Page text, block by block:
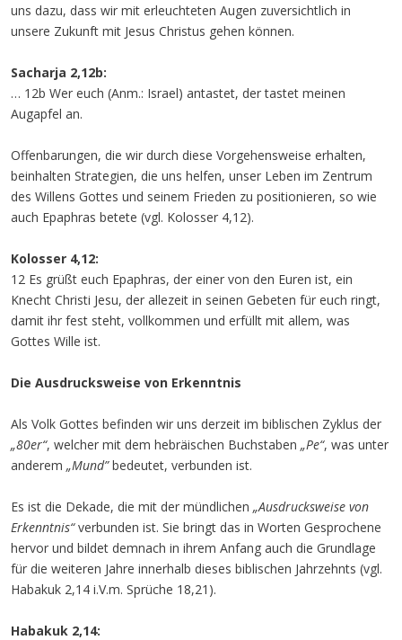
uns dazu, dass wir mit erleuchteten Augen zuversichtlich in
unsere Zukunft mit Jesus Christus gehen können.
Sacharja 2,12b:
… 12b Wer euch (Anm.: Israel) antastet, der tastet meinen
Augapfel an.
Offenbarungen, die wir durch diese Vorgehensweise erhalten,
beinhalten Strategien, die uns helfen, unser Leben im Zentrum
des Willens Gottes und seinem Frieden zu positionieren, so wie
auch Epaphras betete (vgl. Kolosser 4,12).
Kolosser 4,12:
12 Es grüßt euch Epaphras, der einer von den Euren ist, ein
Knecht Christi Jesu, der allezeit in seinen Gebeten für euch ringt,
damit ihr fest steht, vollkommen und erfüllt mit allem, was
Gottes Wille ist.
Die Ausdrucksweise von Erkenntnis
Als Volk Gottes befinden wir uns derzeit im biblischen Zyklus der
„80er“, welcher mit dem hebräischen Buchstaben „Pe“, was unter
anderem „Mund”bedeutet, verbunden ist.
Es ist die Dekade, die mit der mündlichen „Ausdrucksweise von
Erkenntnis“verbunden ist. Sie bringt das in Worten Gesprochene
hervor und bildet demnach in ihrem Anfang auch die Grundlage
für die weiteren Jahre innerhalb dieses biblischen Jahrzehnts (vgl.
Habakuk 2,14 i.V.m. Sprüche 18,21).
Habakuk 2,14: